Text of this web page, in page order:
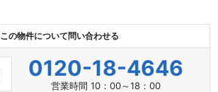
この物件について問い合わせる
0120-18-4646
営業時間 10：00～18：00